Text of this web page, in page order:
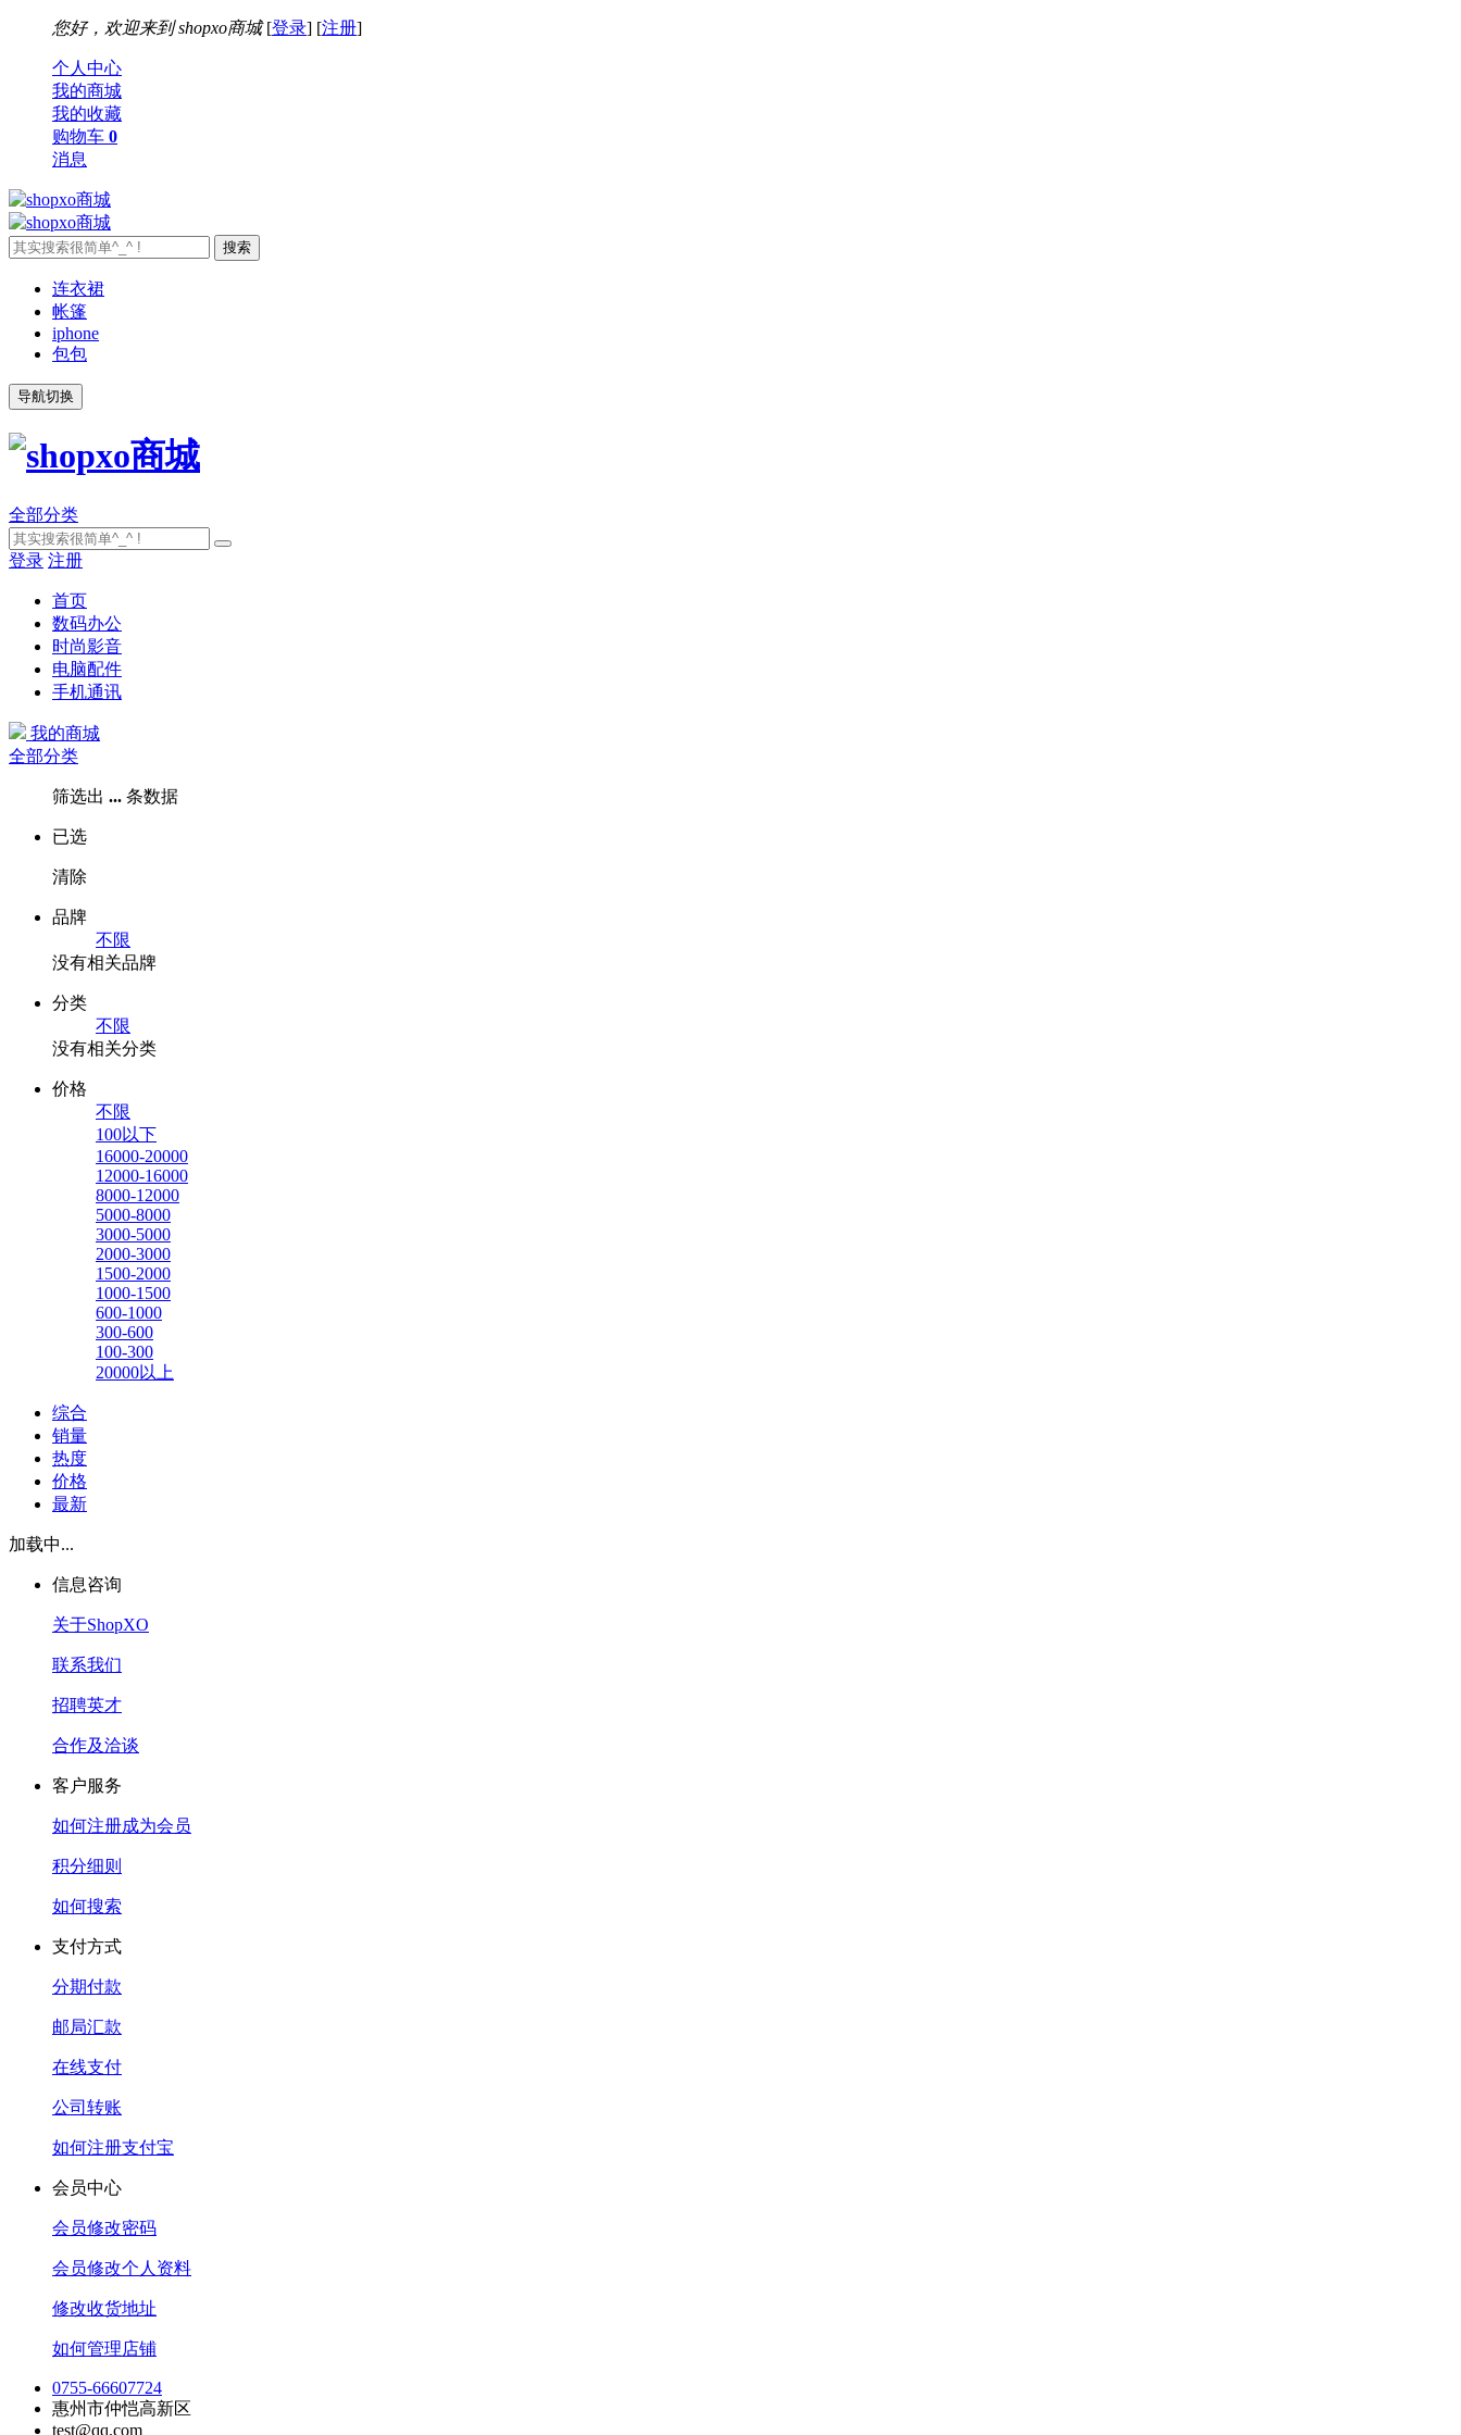
您好，欢迎来到 shopxo商城[登录] [注册]
个人中心
我的商城
我的收藏
购物车 0
消息
连衣裙
帐篷
iphone
包包
导航切换
全部分类
登录 注册
首页
数码办公
时尚影音
电脑配件
手机通讯
我的商城
全部分类
筛选出 ... 条数据
已选
清除
品牌
不限
没有相关品牌
分类
不限
没有相关分类
价格
不限
100以下
16000-20000
12000-16000
8000-12000
5000-8000
3000-5000
2000-3000
1500-2000
1000-1500
600-1000
300-600
100-300
20000以上
综合
销量
热度
价格
最新
加载中...
信息咨询
关于ShopXO
联系我们
招聘英才
合作及洽谈
客户服务
如何注册成为会员
积分细则
如何搜索
支付方式
分期付款
邮局汇款
在线支付
公司转账
如何注册支付宝
会员中心
会员修改密码
会员修改个人资料
修改收货地址
如何管理店铺
0755-66607724
惠州市仲恺高新区
test@qq.com